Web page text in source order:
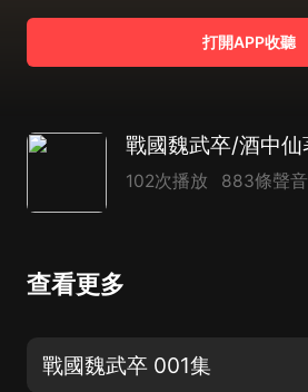
打開APP收聽
102次播放 883條聲音
查看更多
戰國魏武卒 001集